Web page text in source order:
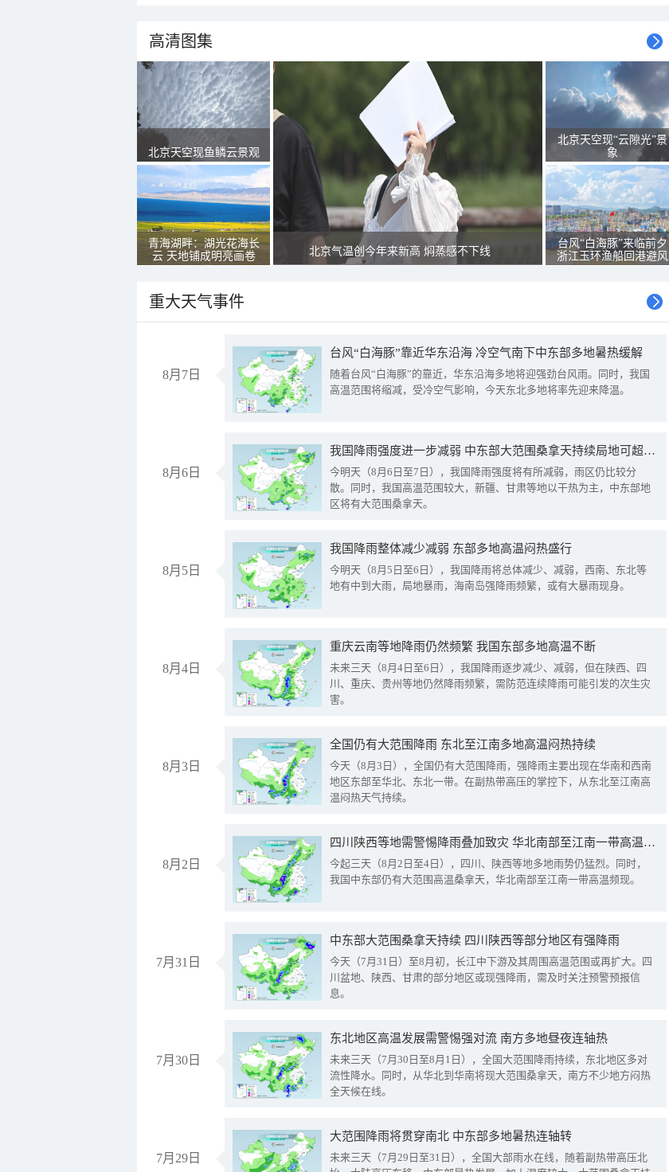
高清图集
北京天空现鱼鳞云景观
青海湖畔：湖光花海长
云 天地铺成明亮画卷
北京气温创今年来新高 焖蒸感不下线
北京天空现“云隙光”景
象
台风“白海豚”来临前夕
浙江玉环渔船回港避风
重大天气事件
8月7日
台风“白海豚”靠近华东沿海 冷空气南下中东部多地暑热缓解
随着台风“白海豚”的靠近，华东沿海多地将迎强劲台风雨。同时，我国
高温范围将缩减，受冷空气影响，今天东北多地将率先迎来降温。
8月6日
我国降雨强度进一步减弱 中东部大范围桑拿天持续局地可超38℃
今明天（8月6日至7日），我国降雨强度将有所减弱，雨区仍比较分
散。同时，我国高温范围较大，新疆、甘肃等地以干热为主，中东部地
区将有大范围桑拿天。
8月5日
我国降雨整体减少减弱 东部多地高温闷热盛行
今明天（8月5日至6日），我国降雨将总体减少、减弱，西南、东北等
地有中到大雨，局地暴雨，海南岛强降雨频繁，或有大暴雨现身。
8月4日
重庆云南等地降雨仍然频繁 我国东部多地高温不断
未来三天（8月4日至6日），我国降雨逐步减少、减弱，但在陕西、四
川、重庆、贵州等地仍然降雨频繁，需防范连续降雨可能引发的次生灾
害。
8月3日
全国仍有大范围降雨 东北至江南多地高温闷热持续
今天（8月3日），全国仍有大范围降雨，强降雨主要出现在华南和西南
地区东部至华北、东北一带。在副热带高压的掌控下，从东北至江南高
温闷热天气持续。
8月2日
四川陕西等地需警惕降雨叠加致灾 华北南部至江南一带高温频现
今起三天（8月2日至4日），四川、陕西等地多地雨势仍猛烈。同时，
我国中东部仍有大范围高温桑拿天，华北南部至江南一带高温频现。
7月31日
中东部大范围桑拿天持续 四川陕西等部分地区有强降雨
今天（7月31日）至8月初，长江中下游及其周围高温范围或再扩大。四
川盆地、陕西、甘肃的部分地区或现强降雨，需及时关注预警预报信
息。
7月30日
东北地区高温发展需警惕强对流 南方多地昼夜连轴热
未来三天（7月30日至8月1日），全国大范围降雨持续，东北地区多对
流性降水。同时，从华北到华南将现大范围桑拿天，南方不少地方闷热
全天候在线。
7月29日
大范围降雨将贯穿南北 中东部多地暑热连轴转
未来三天（7月29日至31日），全国大部雨水在线，随着副热带高压北